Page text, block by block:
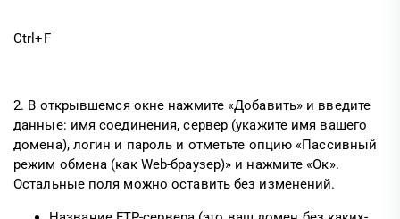
Ctrl+F
2. В открывшемся окне нажмите «Добавить» и введите
данные: имя соединения, сервер (укажите имя вашего
домена), логин и пароль и отметьте опцию «Пассивный
режим обмена (как Web-браузер)» и нажмите «Ок».
Остальные поля можно оставить без изменений.